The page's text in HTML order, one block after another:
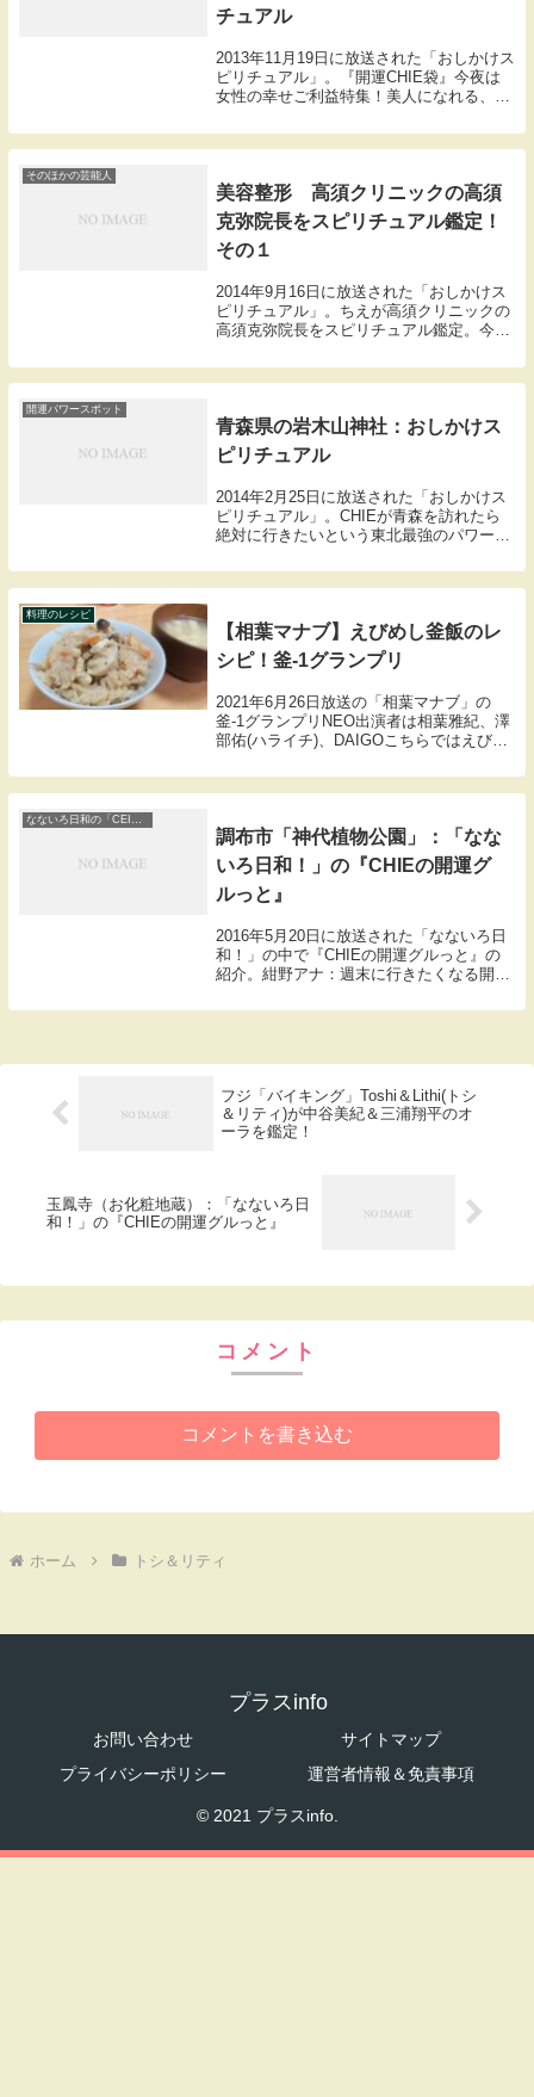
チュアル
2013年11月19日に放送された「おしかけス
ピリチュアル」。『開運CHIE袋』今夜は
女性の幸せご利益特集！美人になれる、彼
せにする神社を大公開！その２『彼氏がで
きちゃう！？神社』その神社は埼玉県さい
そのほかの芸能人
美容整形 高須クリニックの高須
克弥院長をスピリチュアル鑑定！
その１
2014年9月16日に放送された「おしかけス
ピリチュアル」。ちえが高須クリニックの
高須克弥院長をスピリチュアル鑑定。今回
克弥院長。岡田「今おいくつなんです
か？」高須克弥「７０歳です。」
開運パワースポット
青森県の岩木山神社：おしかけス
ピリチュアル
2014年2月25日に放送された「おしかけス
ピリチュアル」。CHIEが青森を訪れたら
絶対に行きたいという東北最強のパワース
す。こちらは青森県で最大の広さを誇る神
社。ご利益の評判から参拝客は年間40万人
料理のレシピ
【相葉マナブ】えびめし釜飯のレ
シピ！釜-1グランプリ
2021年6月26日放送の「相葉マナブ」の
釜-1グランプリNEO出演者は相葉雅紀、澤
部佑(ハライチ)、DAIGOこちらではえびめ
したので紹介します。
調布市「神代植物公園」：「なな
いろ日和！」の『CHIEの開運グ
ルっと』
2016年5月20日に放送された「なないろ日
和！」の中で『CHIEの開運グルっと』の
紹介。紺野アナ：週末に行きたくなる開運
本日は都内唯一の植物公園、調布市の神代
フジ「バイキング」Toshi＆Lithi(トシ
＆リティ)が中谷美紀＆三浦翔平のオ
ーラを鑑定！
玉鳳寺（お化粧地蔵）：「なないろ日
和！」の『CHIEの開運グルっと』
コメント
コメントを書き込む
ホーム トシ＆リティ
プラスinfo
お問い合わせ
サイトマップ
プライバシーポリシー
運営者情報＆免責事項
© 2021 プラスinfo.